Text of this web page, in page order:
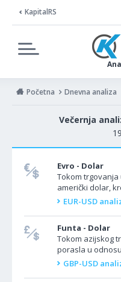
KapitalRS
Početna Dnevna analiza
Večernja
Evro - Dolar
Tokom
američki dolar,
juče objavila
EUR-USD
Funta - Dolar
Tokom azijskog
porasla u
ispod 1.2700.
GBP-USD